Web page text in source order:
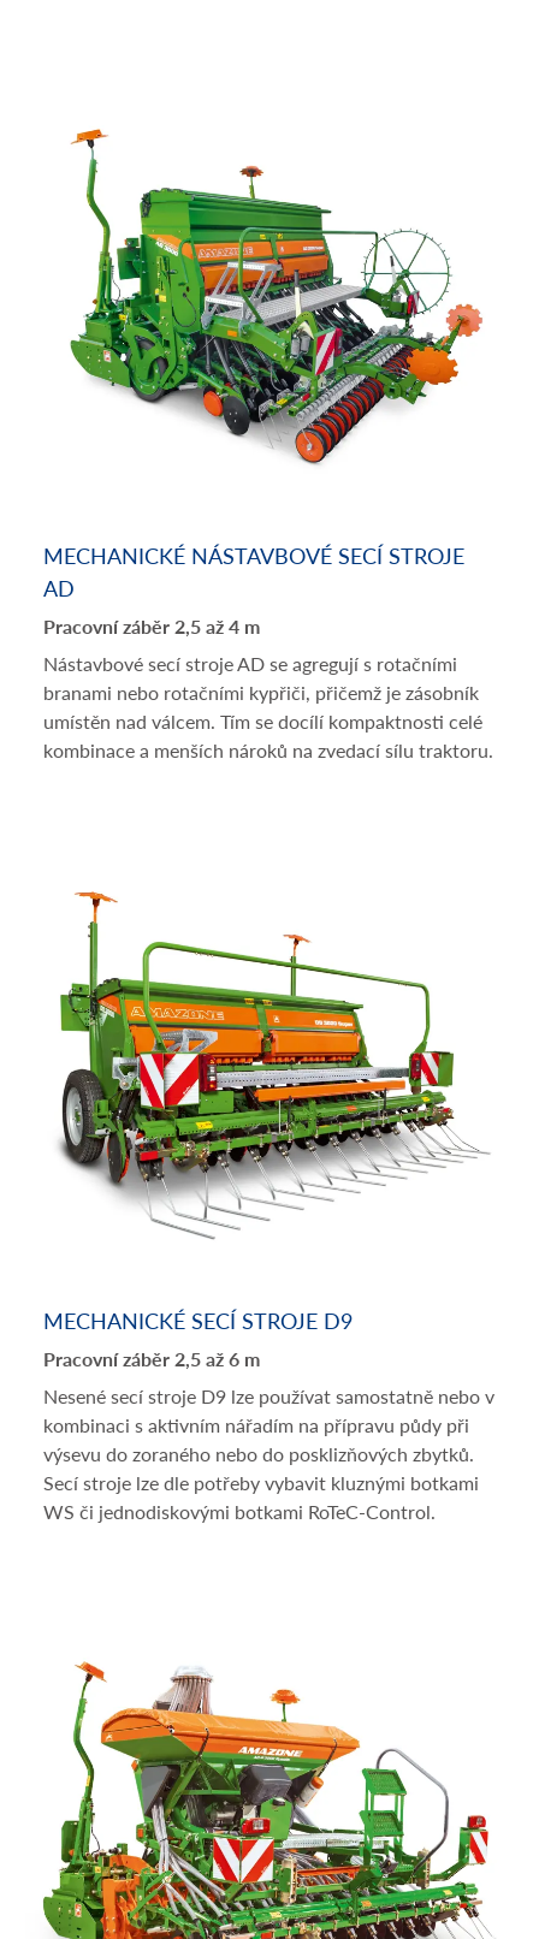
MECHANICKÉ NÁSTAVBOVÉ SECÍ STROJE
AD
Pracovní záběr 2,5 až 4 m
Nástavbové secí stroje AD se agregují s rotačními
branami nebo rotačními kypřiči, přičemž je zásobník
umístěn nad válcem. Tím se docílí kompaktnosti celé
kombinace a menších nároků na zvedací sílu traktoru.
MECHANICKÉ SECÍ STROJE D9
Pracovní záběr 2,5 až 6 m
Nesené secí stroje D9 lze používat samostatně nebo v
kombinaci s aktivním nářadím na přípravu půdy při
výsevu do zoraného nebo do posklizňových zbytků.
Secí stroje lze dle potřeby vybavit kluznými botkami
WS či jednodiskovými botkami RoTeC-Control.